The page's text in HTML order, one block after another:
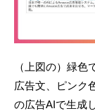
（上図の）緑
広告文、ピンク
の広告AIで生成